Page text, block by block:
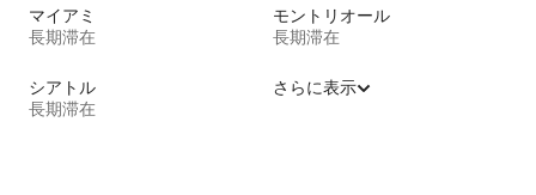
マイアミ
長期滞在
モントリオール
長期滞在
シアトル
長期滞在
さらに表示